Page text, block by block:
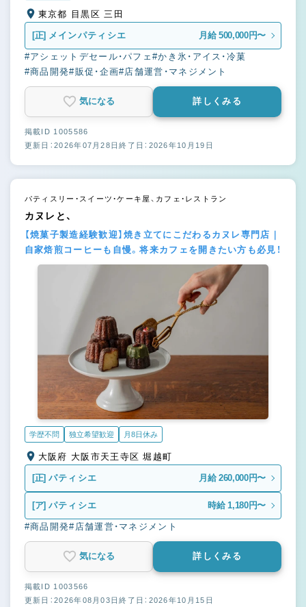
東京都 目黒区 三田
[正] メインパティシエ 月給 500,000円〜
#アシェットデセール・パフェ#かき氷・アイス・冷菓
#商品開発#販促・企画#店舗運営・マネジメント
気になる 詳しくみる
掲載ID 1005586
更新日：2026年07月28日終了日：2026年10月19日
パティスリー・スイーツ・ケーキ屋、カフェ・レストラン
カヌレと、
【焼菓子製造経験歓迎】焼き立てにこだわるカヌレ専門店｜
自家焙煎コーヒーも自慢。将来カフェを開きたい方も必見！
学歴不問 独立希望歓迎 月8日休み
大阪府 大阪市天王寺区 堀越町
[正] パティシエ 月給 260,000円〜
[ア] パティシエ 時給 1,180円〜
#商品開発#店舗運営・マネジメント
気になる 詳しくみる
掲載ID 1003566
更新日：2026年08月03日終了日：2026年10月15日